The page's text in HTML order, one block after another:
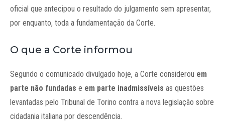
oficial que antecipou o resultado do julgamento sem apresentar,
por enquanto, toda a fundamentação da Corte.
O que a Corte informou
Segundo o comunicado divulgado hoje, a Corte considerou em
parte não fundadas e em parte inadmissíveis as questões
levantadas pelo Tribunal de Torino contra a nova legislação sobre
cidadania italiana por descendência.